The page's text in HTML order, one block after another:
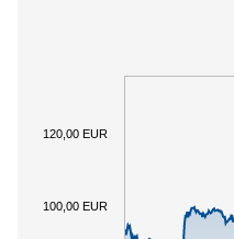
100,00 EUR
120,00 EUR